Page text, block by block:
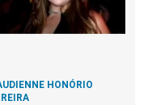
HONÓRIO